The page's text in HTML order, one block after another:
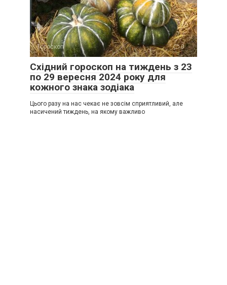
Гороскоп 0
Східний гороскоп на тиждень з 23
по 29 вересня 2024 року для
кожного знака зодіака
Цього разу на нас чекає не зовсім сприятливий, але
насичений тиждень, на якому важливо